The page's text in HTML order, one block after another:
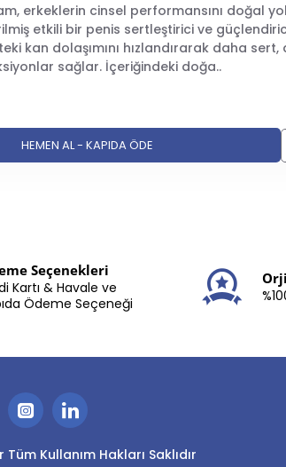
erkeklerin cinsel performansını doğal
etkili bir penis sertleştirici ve
kan dolaşımını hızlandırarak daha sert,
sağlar. İçeriğindeki doğa..
HEMEN AL - KAPIDA ÖDE
Seçenekleri
Kartı & Havale ve
Ödeme Seçeneği
Kullanım Hakları Saklıdır